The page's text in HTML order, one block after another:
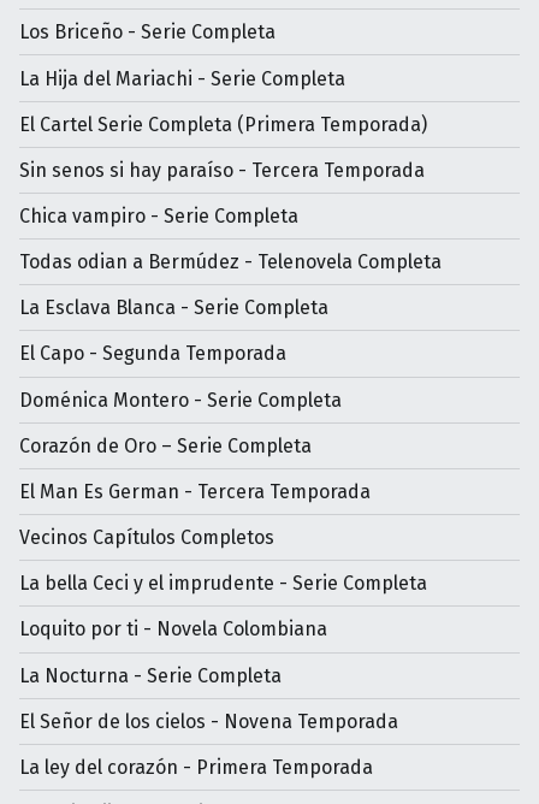
Los Briceño - Serie Completa
La Hija del Mariachi - Serie Completa
El Cartel Serie Completa (Primera Temporada)
Sin senos si hay paraíso - Tercera Temporada
Chica vampiro - Serie Completa
Todas odian a Bermúdez - Telenovela Completa
La Esclava Blanca - Serie Completa
El Capo - Segunda Temporada
Doménica Montero - Serie Completa
Corazón de Oro – Serie Completa
El Man Es German - Tercera Temporada
Vecinos Capítulos Completos
La bella Ceci y el imprudente - Serie Completa
Loquito por ti - Novela Colombiana
La Nocturna - Serie Completa
El Señor de los cielos - Novena Temporada
La ley del corazón - Primera Temporada